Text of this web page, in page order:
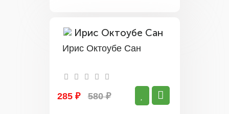
Ирис Октоубе Сан
285 ₽ 580 ₽